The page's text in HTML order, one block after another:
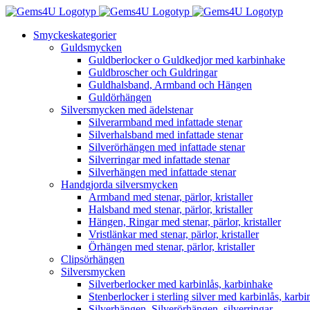
Fortsätt
innehålletSmyckeskategorier
Guldsmycken
Guldberlocker o Guldkedjor med karbinhake
Guldbroscher och Guldringar
Guldhalsband, Armband och Hängen
Guldörhängen
Silversmycken med ädelstenar
Silverarmband med infattade stenar
Silverhalsband med infattade stenar
Silverörhängen med infattade stenar
Silverringar med infattade stenar
Silverhängen med infattade stenar
Handgjorda silversmycken
Armband med stenar, pärlor, kristaller
Halsband med stenar, pärlor, kristaller
Hängen, Ringar med stenar, pärlor, kristaller
Vristlänkar med stenar, pärlor, kristaller
Örhängen med stenar, pärlor, kristaller
Clipsörhängen
Silversmycken
Silverberlocker med karbinlås, karbinhake
Stenberlocker i sterling silver med karbinlås,